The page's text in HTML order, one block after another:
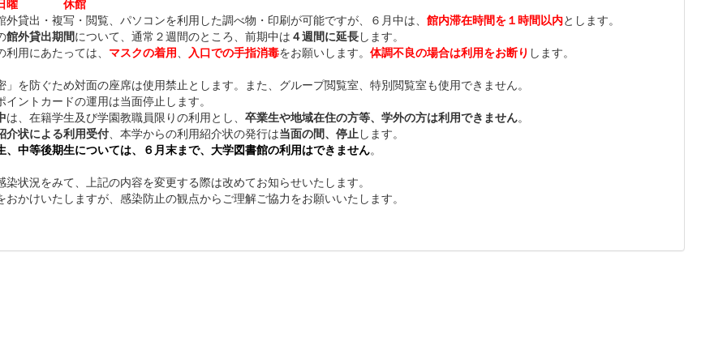
曜
休館
貸出・複写・閲覧、パソコンを利用した調べ物・印刷が可能ですが、６月中は、 館内滞在時間を１時間以内とします。
館外貸出期間について、通常２週間のところ、前期中は ４週間に延長します。
用にあたっては、 マスクの着用、 入口での手指消毒をお願いします。 体調不良の場合は利用をお断り します。
を防ぐため対面の座席は使用禁止とします。また、グループ閲覧室、特別閲覧室も使用できません。
ントカードの運用は当面停止します。
は、在籍学生及び学園教職員限りの利用とし、 卒業生や地域在住の方等、学外の方は利用できません。
介状による利用受付、本学からの利用紹介状の発行は当面の間、停止します。
、中等後期生については、６月末まで、大学図書館の利用はできません。
状況をみて、上記の内容を変更する際は改めてお知らせいたします。
かけいたしますが、感染防止の観点からご理解ご協力をお願いいたします。